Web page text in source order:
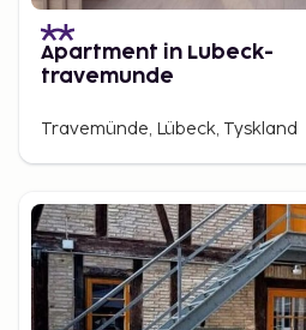
Apartment in Lubeck-
travemunde
Travemünde, Lübeck, Tyskland